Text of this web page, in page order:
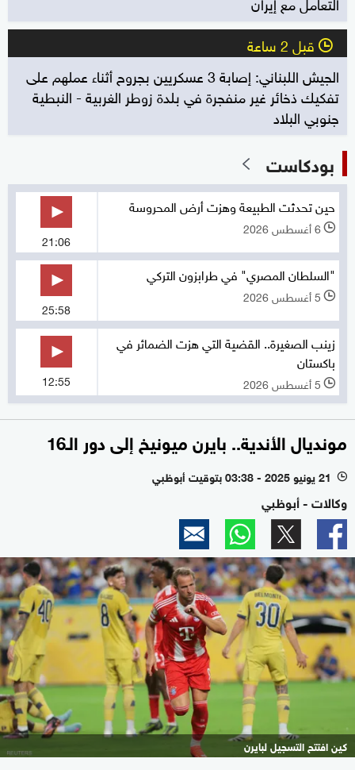
l قبل 2 ساعة
الجيش اللبناني: إصابة 3 عسكريين بجروح أثناء عملهم على
تفكيك ذخائر غير منفجرة في بلدة زوطر الغربية - النبطية
جنوبي البلاد
بودكاست
حين تحدثت الطبيعة وهزت أرض المحروسة
l 6 أغسطس 2026
21:06
"السلطان المصري" في طرابزون التركي
l 5 أغسطس 2026
25:58
زينب الصغيرة.. القضية التي هزت الضمائر في
باكستان
l 5 أغسطس 2026 12:55
مونديال الأندية.. بايرن ميونيخ إلى دور الـ16
l 21 يونيو 2025 - 03:38 بتوقيت أبوظبي
وكالات - أبوظبي
كين افتتح التسجيل لبايرن